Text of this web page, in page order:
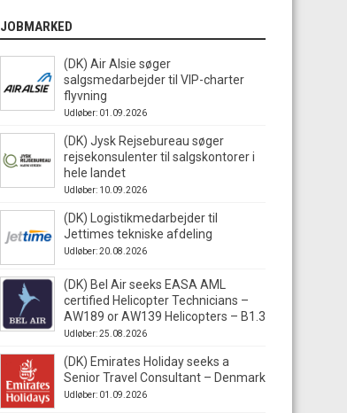
JOBMARKED
(DK) Air Alsie søger
salgsmedarbejder til VIP-charter
flyvning
Udløber: 01.09.2026
(DK) Jysk Rejsebureau søger
rejsekonsulenter til salgskontorer i
hele landet
Udløber: 10.09.2026
(DK) Logistikmedarbejder til
Jettimes tekniske afdeling
Udløber: 20.08.2026
(DK) Bel Air seeks EASA AML
certified Helicopter Technicians –
AW189 or AW139 Helicopters – B1.3
Udløber: 25.08.2026
(DK) Emirates Holiday seeks a
Senior Travel Consultant – Denmark
Udløber: 01.09.2026